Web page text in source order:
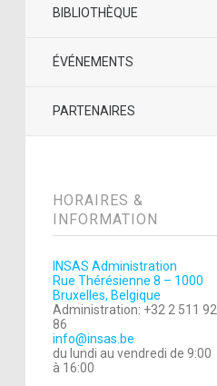
BIBLIOTHÈQUE
ÉVÉNEMENTS
PARTENAIRES
HORAIRES &
INFORMATION
INSAS Administration
Rue Thérésienne 8 – 1000
Bruxelles, Belgique
Administration: +32 2 511 92
86
info@insas.be
du lundi au vendredi de 9:00
à 16:00